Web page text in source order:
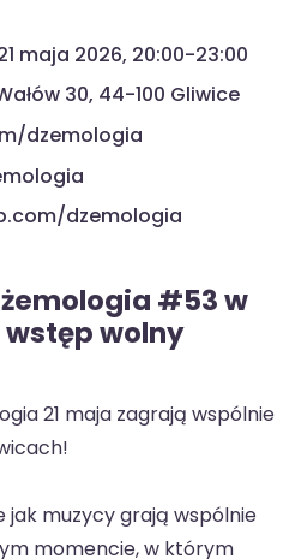
maja 2026, 20:00-23:00
30, 44-100 Gliwice
dzemologia
dzemologia
#53 w
wolny
21 maja zagrają wspólnie
jak muzycy grają wspólnie
momencie, w którym